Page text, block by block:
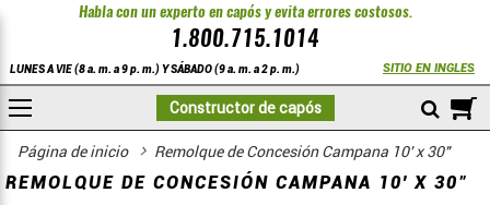
Habla con un experto en capós y evita errores costosos.
1.800.715.1014
LUNES A VIE (8 a. m. a 9 p. m.) Y SÁBADO (9 a. m. a 2 p. m.) SITIO EN INGLES
Constructor de capós
Página de inicio
COMPRAR
Remolque de Concesión Campana 10' x 30"
REMOLQUE DE CONCESIÓN CAMPANA 10' X 30"